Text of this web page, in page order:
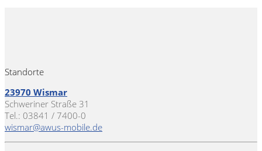
Standorte
23970 Wismar
Schweriner Straße 31
Tel.: 03841 / 7400-0
wismar@awus-mobile.de